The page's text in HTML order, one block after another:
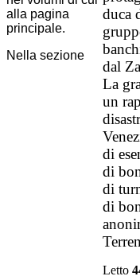
duca
dal
La
un
di
di
di
di
Letto
alla pagina
principale.
Nella sezione